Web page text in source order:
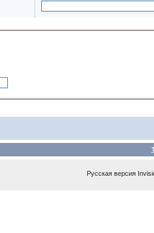
Русская версия